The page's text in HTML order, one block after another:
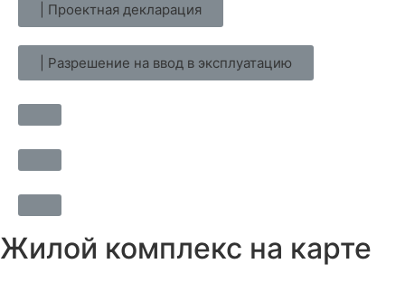
| Проектная декларация
| Разрешение на ввод в эксплуатацию
Жилой комплекс на карте